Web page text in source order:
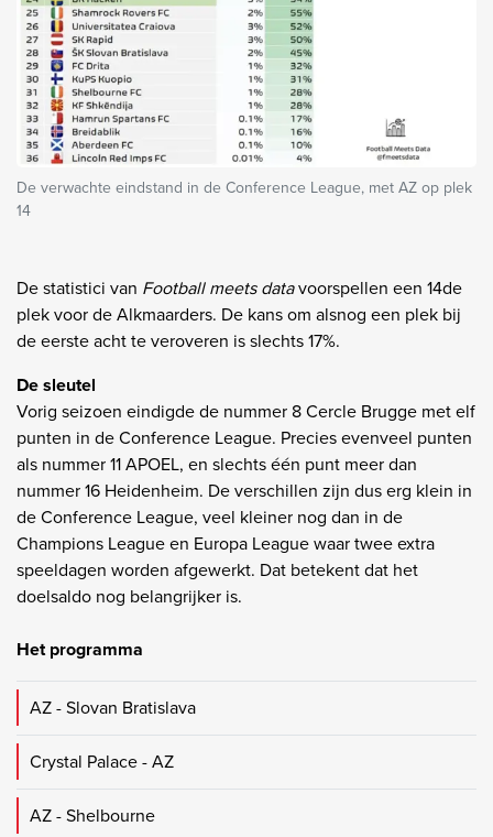
De verwachte eindstand in de Conference League, met AZ op plek
14
De statistici van Football meets datavoorspellen een 14de
plek voor de Alkmaarders. De kans om alsnog een plek bij
de eerste acht te veroveren is slechts 17%.
De sleutel
Vorig seizoen eindigde de nummer 8 Cercle Brugge met elf
punten in de Conference League. Precies evenveel punten
als nummer 11 APOEL, en slechts één punt meer dan
nummer 16 Heidenheim. De verschillen zijn dus erg klein in
de Conference League, veel kleiner nog dan in de
Champions League en Europa League waar twee extra
speeldagen worden afgewerkt. Dat betekent dat het
doelsaldo nog belangrijker is.
Het programma
AZ - Slovan Bratislava
Crystal Palace - AZ
AZ - Shelbourne